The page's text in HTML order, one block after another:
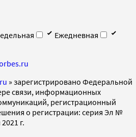
Ежедневная
» зарегистрировано Федеральной
связи, информационных
регистрационный
о регистрации: серия Эл №
г.